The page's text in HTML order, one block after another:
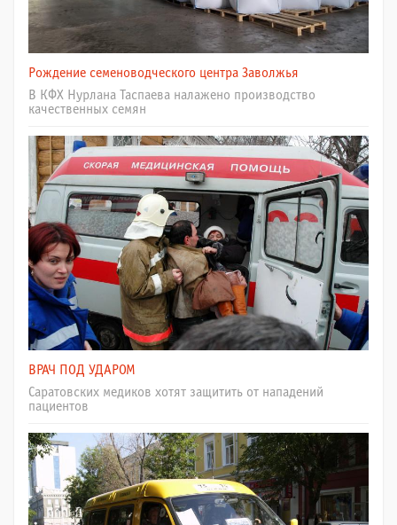
Рождение семеноводческого центра Заволжья
В КФХ Нурлана Таспаева налажено производство
качественных семян
ВРАЧ ПОД УДАРОМ
Саратовских медиков хотят защитить от нападений
пациентов